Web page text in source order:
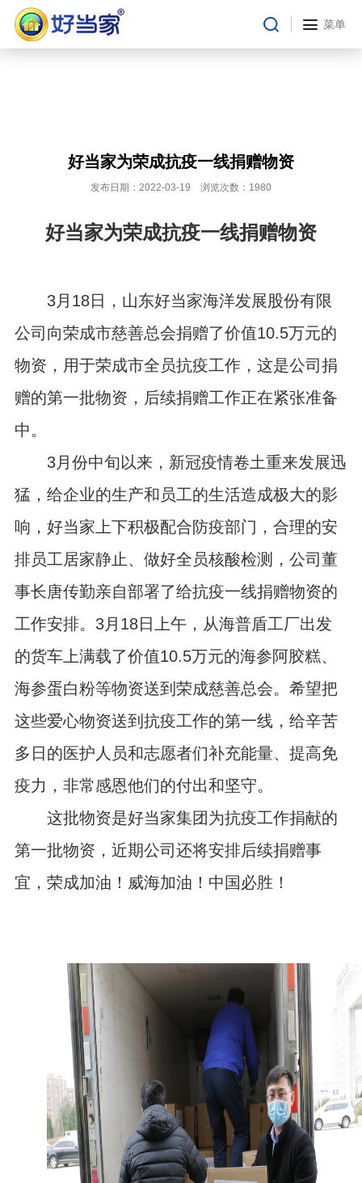
菜单
好当家为荣成抗疫一线捐赠物资
发布日期：2022-03-19 浏览次数：1980
好当家为荣成抗疫一线捐赠物资
3月 18日，山东好当家海洋发展股份有限
公司向荣成市慈善总会捐赠了价值10.5万元的
物资，用于荣成市全员抗疫工作，这是公司捐
赠的第一批物资，后续捐赠工作正在紧张准备
中。
3月份中旬以来，新冠疫情卷土重来发展迅
猛，给企业的生产和员工的生活造成极大的影
响，好当家上下积极配合防疫部门，合理的安
排员工居家静止、做好全员核酸检测，公司董
事长唐传勤亲自部署了给抗疫一线捐赠物资的
工作安排。 3月 18日上午，从海普盾工厂出发
的货车上满载了价值10.5万元的海参阿胶糕、
海参蛋白粉等物资送到荣成慈善总会。希望把
这些爱心物资送到抗疫工作的第一线，给辛苦
多日的医护人员和志愿者们补充能量、提高免
疫力，非常感恩他们的付出和坚守。
这批物资是好当家集团为抗疫工作捐献的
第一批物资，近期公司还将安排后续捐赠事
宜，荣成加油！威海加油！中国必胜！